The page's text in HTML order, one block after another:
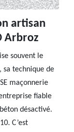
artisan
Arbroz
souvent le
sa technique de
maçonnerie
fiable
désactivé.
C’est